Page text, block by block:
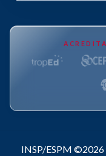
INSP/ESPM ©2026